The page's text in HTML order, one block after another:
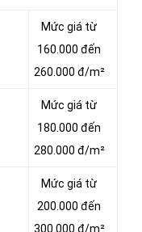
Mức giá từ
160.000 đến
260.000 đ/m²
Mức giá từ
180.000 đến
280.000 đ/m²
Mức giá từ
200.000 đến
300.000 đ/m²